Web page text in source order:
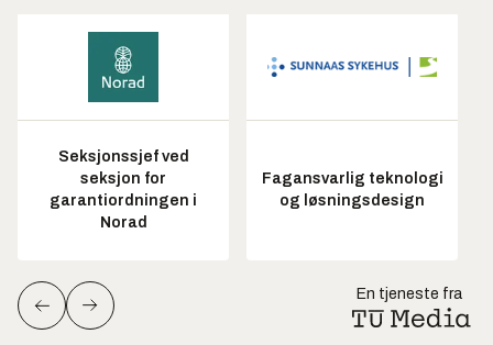
Seksjonssjef ved
seksjon for
garantiordningen i
Norad
Fagansvarlig teknologi
og løsningsdesign
En tjeneste fra